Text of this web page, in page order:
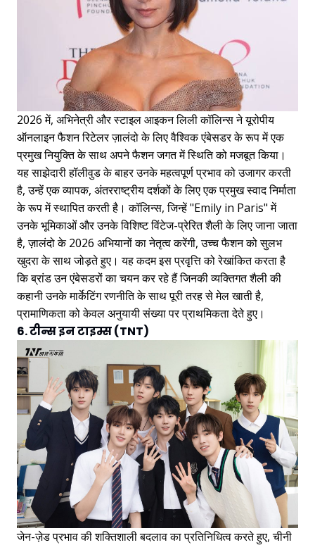
2026 में, अभिनेत्री और स्टाइल आइकन लिली कॉलिन्स ने यूरोपीय
ऑनलाइन फैशन रिटेलर ज़ालंदो के लिए वैश्विक एंबेसडर के रूप में एक
प्रमुख नियुक्ति के साथ अपने फैशन जगत में स्थिति को मजबूत किया।
यह साझेदारी हॉलीवुड के बाहर उनके महत्वपूर्ण प्रभाव को उजागर करती
है, उन्हें एक व्यापक, अंतरराष्ट्रीय दर्शकों के लिए एक प्रमुख स्वाद निर्माता
के रूप में स्थापित करती है। कॉलिन्स, जिन्हें "Emily in Paris" में
उनके भूमिकाओं और उनके विशिष्ट विंटेज-प्रेरित शैली के लिए जाना जाता
है, ज़ालंदो के 2026 अभियानों का नेतृत्व करेंगी, उच्च फैशन को सुलभ
खुदरा के साथ जोड़ते हुए। यह कदम इस प्रवृत्ति को रेखांकित करता है
कि ब्रांड उन एंबेसडरों का चयन कर रहे हैं जिनकी व्यक्तिगत शैली की
कहानी उनके मार्केटिंग रणनीति के साथ पूरी तरह से मेल खाती है,
प्रामाणिकता को केवल अनुयायी संख्या पर प्राथमिकता देते हुए।
6. टीन्स इन टाइम्स (TNT)
जेन-ज़ेड प्रभाव की शक्तिशाली बदलाव का प्रतिनिधित्व करते हुए, चीनी